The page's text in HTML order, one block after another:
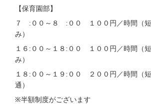
【保育園部】
７ : ００～８ : ００ １００円／時間
み）
１６ : ００～１８ : ００ １００円／時間
み）
１８ : ００～１９ : ００ ２００円／時間（
通）
※半額制度がございます